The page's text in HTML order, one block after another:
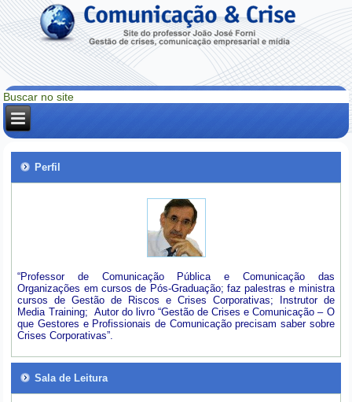
Perfil
“Professor de Comunicação Pública e Comunicação das
Organizações em cursos de Pós-Graduação; faz palestras e ministra
cursos de Gestão de Riscos e Crises Corporativas; Instrutor de
Media Training; Autor do livro “Gestão de Crises e Comunicação – O
que Gestores e Profissionais de Comunicação precisam saber sobre
Crises Corporativas”.
Sala de Leitura